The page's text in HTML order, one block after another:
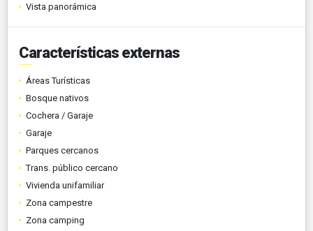
Vista panorámica
Características externas
Áreas Turísticas
Bosque nativos
Cochera / Garaje
Garaje
Parques cercanos
Trans. público cercano
Vivienda unifamiliar
Zona campestre
Zona camping